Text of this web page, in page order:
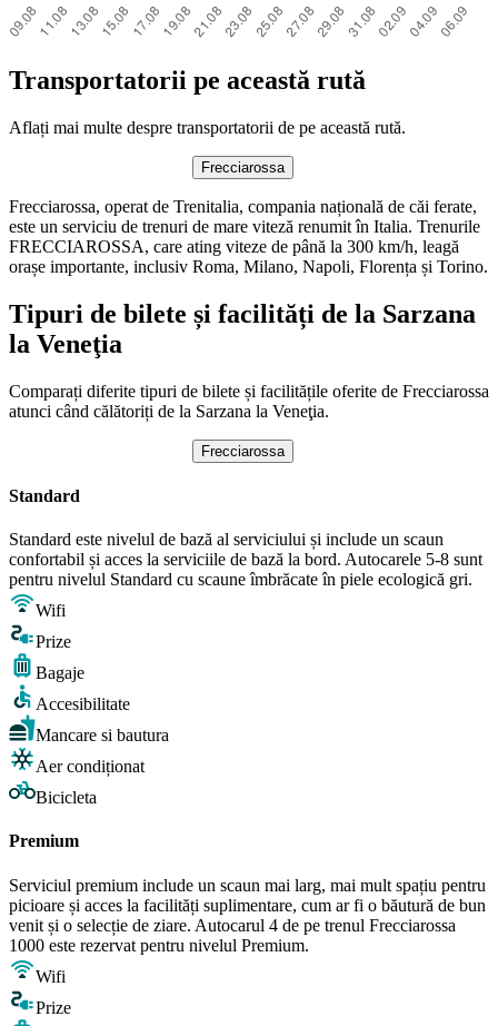
Transportatorii pe această rută
Aflați mai multe despre transportatorii de pe această rută.
Frecciarossa
Frecciarossa, operat de Trenitalia, compania națională de căi ferate,
este un serviciu de trenuri de mare viteză renumit în Italia. Trenurile
FRECCIAROSSA, care ating viteze de până la 300 km/h, leagă
orașe importante, inclusiv Roma, Milano, Napoli, Florența și Torino.
Tipuri de bilete și facilități de la Sarzana
la Veneţia
Comparați diferite tipuri de bilete și facilitățile oferite de Frecciarossa
atunci când călătoriți de la Sarzana la Veneţia.
Frecciarossa
Standard
Standard este nivelul de bază al serviciului și include un scaun
confortabil și acces la serviciile de bază la bord. Autocarele 5-8 sunt
pentru nivelul Standard cu scaune îmbrăcate în piele ecologică gri.
Wifi
Prize
Bagaje
Accesibilitate
Mancare si bautura
Aer condiționat
Bicicleta
Premium
Serviciul premium include un scaun mai larg, mai mult spațiu pentru
picioare și acces la facilități suplimentare, cum ar fi o băutură de bun
venit și o selecție de ziare. Autocarul 4 de pe trenul Frecciarossa
1000 este rezervat pentru nivelul Premium.
Wifi
Prize